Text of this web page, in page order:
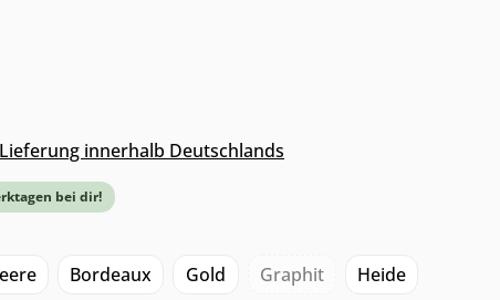
innerhalb Deutschlands
bei dir!
Bordeaux Gold Graphit
Heide